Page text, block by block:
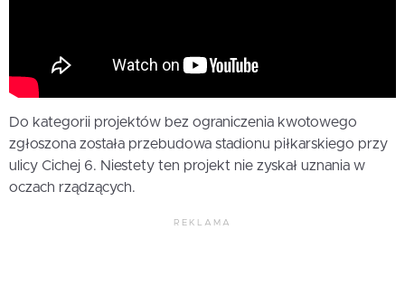
Do kategorii projektów bez ograniczenia kwotowego
zgłoszona została przebudowa stadionu piłkarskiego przy
ulicy Cichej 6. Niestety ten projekt nie zyskał uznania w
oczach rządzących.
REKLAMA